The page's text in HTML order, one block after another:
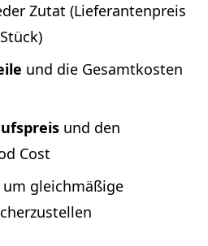
Zutat (Lieferantenpreis
und die Gesamtkosten
und den
Cost
um gleichmäßige